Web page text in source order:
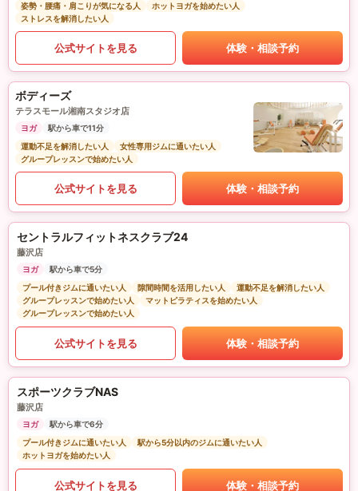
姿勢・腰痛・肩こりが気になる人
ホットヨガを始めたい人
ストレスを解消したい人
公式サイトを見る 体験・相談予約
ボディーズ
テラスモール湘南スタジオ店
ヨガ
駅から車で11分
運動不足を解消したい人
女性専用ジムに通いたい人
グループレッスンで始めたい人
公式サイトを見る 体験・相談予約
セントラルフィットネスクラブ24
藤沢店
ヨガ
駅から車で5分
プール付きジムに通いたい人
隙間時間を活用したい人
運動不足を解消したい人
グループレッスンで始めたい人
マットピラティスを始めたい人
グループレッスンで始めたい人
公式サイトを見る 体験・相談予約
スポーツクラブNAS
藤沢店
ヨガ
駅から車で6分
プール付きジムに通いたい人
駅から5分以内のジムに通いたい人
ホットヨガを始めたい人
公式サイトを見る 体験・相談予約